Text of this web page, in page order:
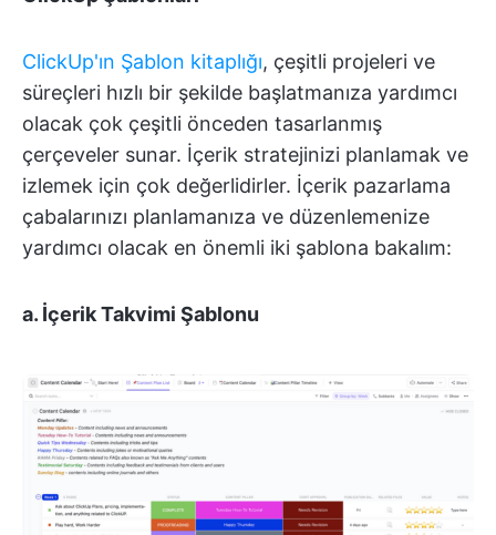
ClickUp'ın Şablon kitaplığı, çeşitli projeleri ve
süreçleri hızlı bir şekilde başlatmanıza yardımcı
olacak çok çeşitli önceden tasarlanmış
çerçeveler sunar. İçerik stratejinizi planlamak ve
izlemek için çok değerlidirler. İçerik pazarlama
çabalarınızı planlamanıza ve düzenlemenize
yardımcı olacak en önemli iki şablona bakalım:
a. İçerik Takvimi Şablonu